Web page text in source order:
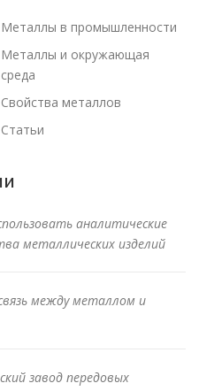
Металлы в промышленности
Металлы и окружающая
среда
Свойства металлов
Статьи
аналитические
металлических изделий
между металлом и
завод передовых